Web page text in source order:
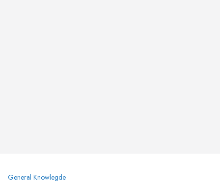
General Knowlegde